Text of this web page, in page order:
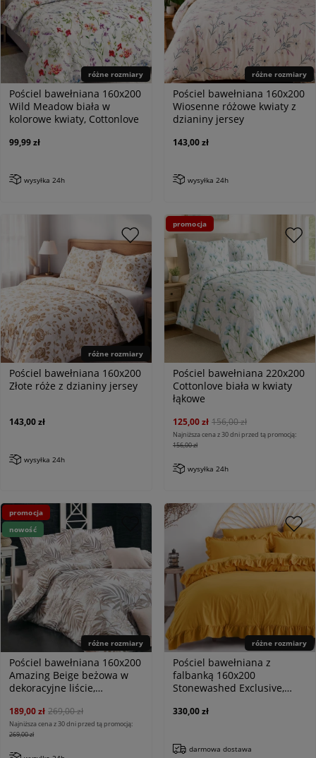
różne rozmiary
Pościel bawełniana 160x200
Wild Meadow biała w
kolorowe kwiaty, Cottonlove
99,99 zł
wysyłka 24h
różne rozmiary
Pościel bawełniana 160x200
Wiosenne różowe kwiaty z
dzianiny jersey
143,00 zł
wysyłka 24h
różne rozmiary
Pościel bawełniana 160x200
Złote róże z dzianiny jersey
143,00 zł
wysyłka 24h
Pościel bawełniana 220x200
Cottonlove biała w kwiaty
łąkowe
125,00 zł 156,00 zł
Najniższa cena z 30 dni przed tą promocją:
156,00 zł
wysyłka 24h
promocja
różne rozmiary
Pościel bawełniana 160x200
Amazing Beige beżowa w
dekoracyjne liście,
189,00 zł 269,00 zł
Najniższa cena z 30 dni przed tą promocją:
269,00 zł
promocja
nowość
różne rozmiary
Pościel bawełniana z
falbanką 160x200
Stonewashed Exclusive,
330,00 zł
darmowa dostawa